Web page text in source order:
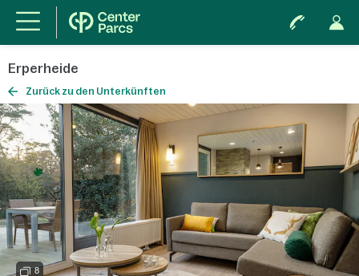
Erperheide
Zurück zu den Unterkünften
8